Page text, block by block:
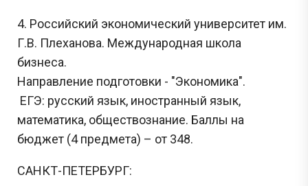
4. Российский экономический университет им.
Г.В. Плеханова. Международная школа
бизнеса.
Направление подготовки - "Экономика".
ЕГЭ: русский язык, иностранный язык,
математика, обществознание. Баллы на
бюджет (4 предмета) – от 348.
САНКТ-ПЕТЕРБУРГ: